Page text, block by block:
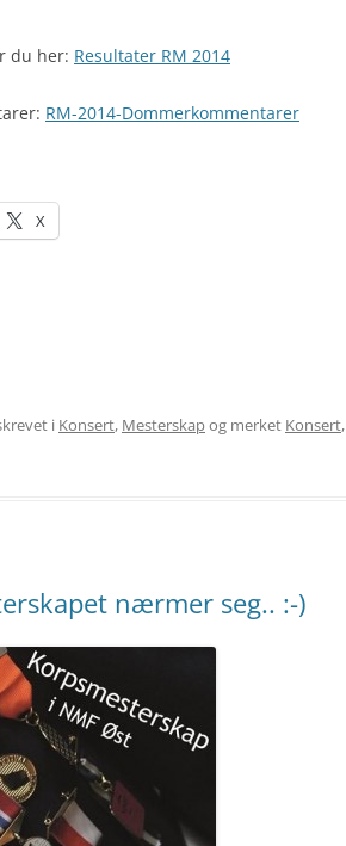
du her: Resultater RM 2014
RM-2014-Dommerkommentarer
X
i Konsert, Mesterskapog merket Konsert,
nærmer seg.. :-)